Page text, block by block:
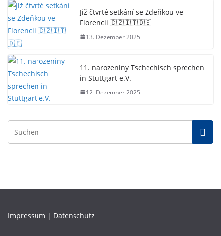
Již čtvrté setkání se Zdeňkou ve
Florencii 🇨🇿🇮🇹🇩🇪
13. Dezember 2025
11. narozeniny Tschechisch sprechen
in Stuttgart e.V.
12. Dezember 2025
Impressum | Datenschutz